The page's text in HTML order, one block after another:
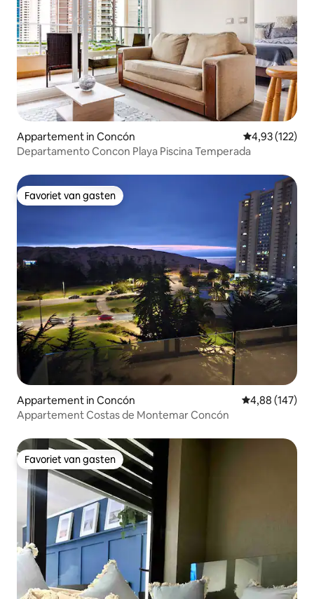
Appartement in Concón Gemiddelde
4,93 (122)
Departamento Concon Playa Piscina Temperada
Favoriet van gasten
Favoriet van gasten
Appartement in Concón Gemiddelde
4,88 (147)
Appartement Costas de Montemar Concón
Favoriet van gasten
Favoriet van gasten